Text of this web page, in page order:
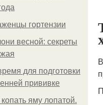
гортензии
весной: секреты
для подготовки
прививке
яму лопатой.